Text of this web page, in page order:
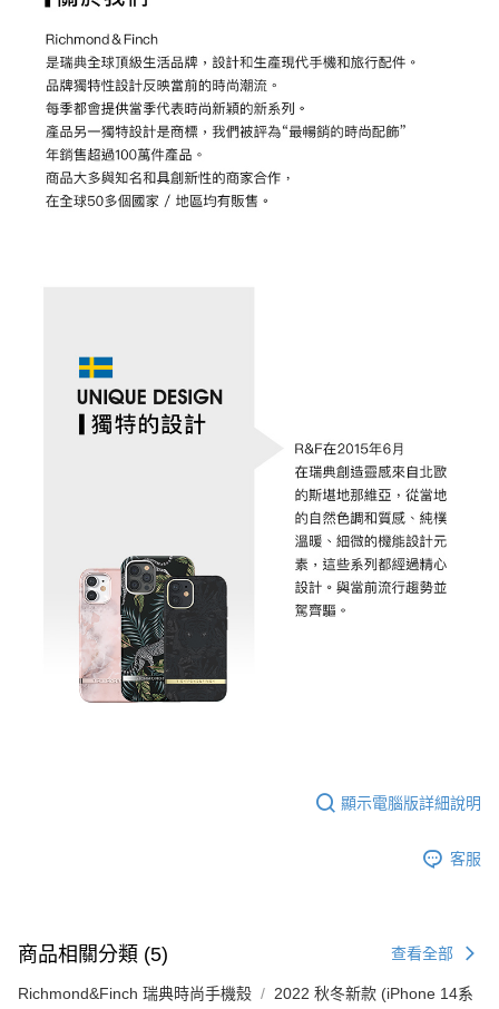
顯示電腦版詳細說明
客服
商品相關分類 (5) 查看全部
Richmond&Finch 瑞典時尚手機殼
2022 秋冬新款 (iPhone 14系